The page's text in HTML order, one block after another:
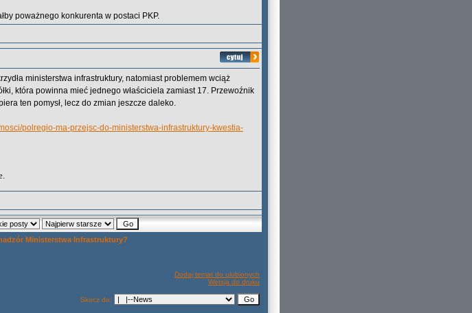
poważnego konkurenta w postaci PKP.
ministerstwa infrastruktury, natomiast problemem wciąż
która powinna mieć jednego właściciela zamiast 17. Przewoźnik
ten pomysł, lecz do zmian jeszcze daleko.
polregio-ma-przejsc-do-ministerstwa-infrastruktury-kwestia-
Ministerstwa Infrastruktury?
Dodaj temat do ulubionych
Wersja do druku
Skocz do: